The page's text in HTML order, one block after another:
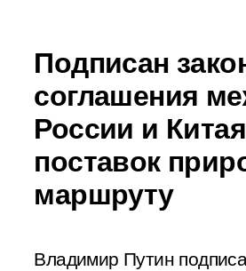
Подписан
соглашения
России и
поставок
маршруту
Владимир Путин